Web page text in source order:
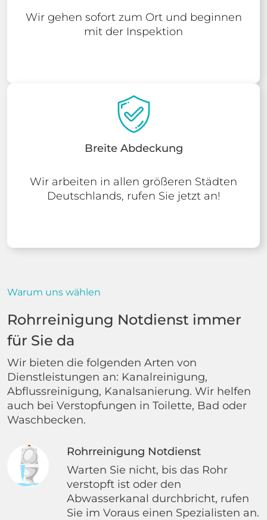
Wir gehen sofort zum Ort und beginnen
mit der Inspektion
Breite Abdeckung
Wir arbeiten in allen größeren Städten
Deutschlands, rufen Sie jetzt an!
Warum uns wählen
Rohrreinigung Notdienst immer
für Sie da
Wir bieten die folgenden Arten von
Dienstleistungen an: Kanalreinigung,
Abflussreinigung, Kanalsanierung. Wir helfen
auch bei Verstopfungen in Toilette, Bad oder
Waschbecken.
Rohrreinigung Notdienst
Warten Sie nicht, bis das Rohr
verstopft ist oder den
Abwasserkanal durchbricht, rufen
Sie im Voraus einen Spezialisten an.